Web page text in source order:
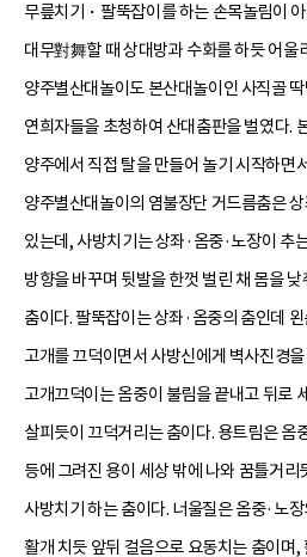
무릎치기・팔뚝잡이를 하는 손목놀림이
대무對舞할 때 상대방과 수화를 하듯 어울
양주별산대놀이도 본산대놀이인 사직골
연희자들을 초청하여 산대춤판을 벌였다.
양주에서 직접 탈을 만들어 놀기 시작하면
양주별산대놀이의 염불장단 거드름춤은
있는데, 사방치기는 상좌·옴중·노장이 추
방향을 바꾸며 뒷발을 한껏 벌린 채 몸을
춤이다. 팔뚝잡이는 상좌·옴중의 춤인데
고개를 끄덕이면서 사방신에게 벽사진경
고개끄덕이는 옴중이 불림을 끝내고 뒤로
살피듯이 끄덕거리는 춤이다. 용트림은 옴
등에 그려진 용이 세상 밖에 나와 꿈틀거
사방치기 하는 춤이다. 너울질은 옴중·노
활개 치듯 앞뒤 걸음으로 요동치는 춤이며,